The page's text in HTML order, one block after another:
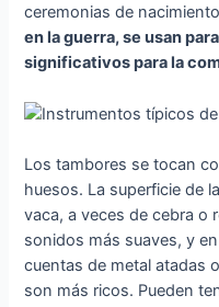
ceremonias de
en la guerra, se usan
significativos para la
Los tambores se tocan
huesos. La superficie de
vaca, a veces de cebra o
sonidos más suaves, y
cuentas de metal atadas
son más ricos. Pueden